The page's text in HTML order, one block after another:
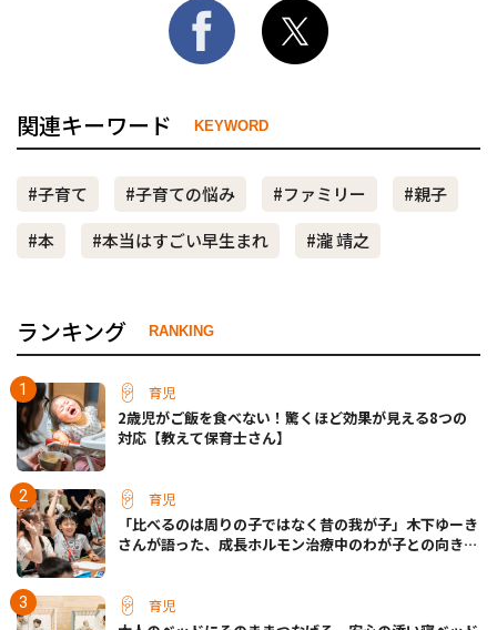
関連キーワード KEYWORD
#子育て #子育ての悩み #ファミリー
#親子
#本
#本当はすごい早生まれ #瀧 靖之
ランキング RANKING
育児
2歳児がご飯を食べない！驚くほど効果が見える8つの
対応【教えて保育士さん】
育児
「比べるのは周りの子ではなく昔の我が子」木下ゆーき
さんが語った、成長ホルモン治療中のわが子との向き合
育児